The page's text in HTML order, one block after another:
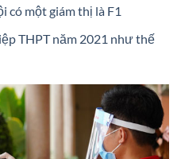
có một giám thị là F1
THPT năm 2021 như thế